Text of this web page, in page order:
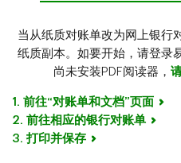
当从纸质对账单改为网上银行
纸质副本。如要开始，请登录
尚未安装PDF阅读器，
1. 前往“对账单和文档”页面
2. 前往相应的银行对账单
3. 打印并保存